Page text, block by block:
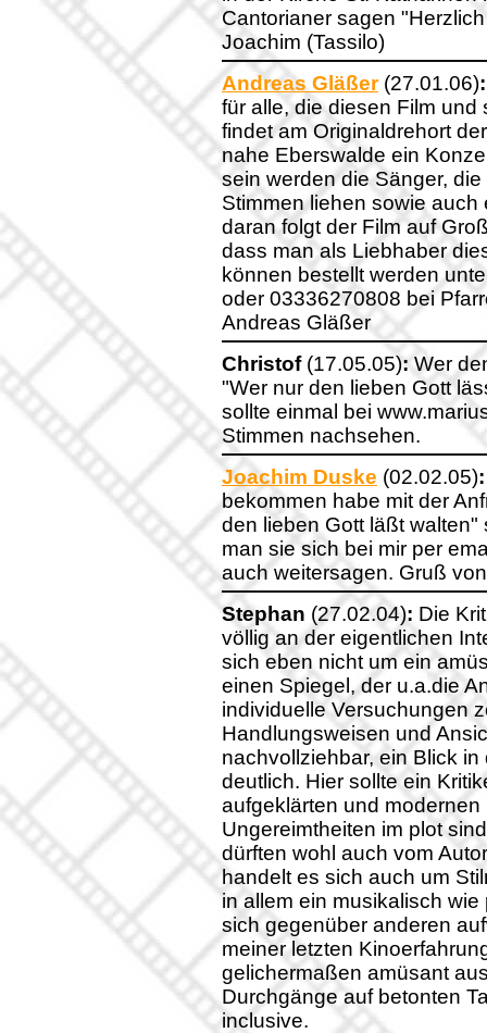
Cantorianer sagen
Joachim (Tassilo)
Andreas Gläßer(27.01.06):
für alle, die diesen Film
findet am Originaldrehort
nahe Eberswalde ein
sein werden die Sänger,
Stimmen liehen sowie
daran folgt der Film auf
dass man als Liebhaber
können bestellt werden
oder 03336270808 bei
Andreas Gläßer
Christof(17.05.05): Wer
"Wer nur den lieben Gott
sollte einmal bei
Stimmen nachsehen.
Joachim Duske (02.02.05):
bekommen habe mit der
den lieben Gott läßt
man sie sich bei mir per
auch weitersagen. Gruß
Stephan (27.02.04): Die
völlig an der eigentlichen
sich eben nicht um ein
einen Spiegel, der u.a.die
individuelle Versuchungen
Handlungsweisen und
nachvollziehbar, ein Blick
deutlich. Hier sollte ein
aufgeklärten und
Ungereimtheiten im plot
dürften wohl auch vom
handelt es sich auch um
in allem ein musikalisch
sich gegenüber anderen
meiner letzten
gelichermaßen amüsant
Durchgänge auf betonten
inclusive.